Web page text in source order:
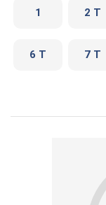
1 2 Т
6 Т 7 Т